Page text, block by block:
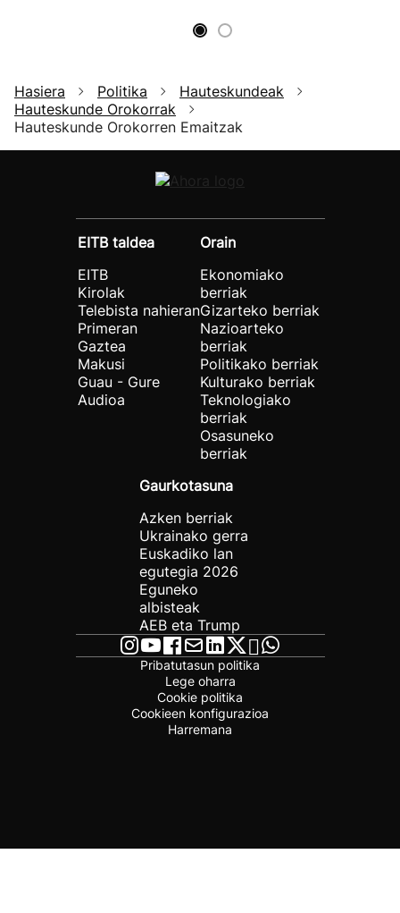
Hasiera Politika
Hauteskundeak
Hauteskunde Orokorrak
Hauteskunde Orokorren Emaitzak
EITB taldea
EITB
Kirolak
Telebista nahieran
Primeran
Gaztea
Makusi
Guau - Gure
Audioa
Orain
Ekonomiako
berriak
Gizarteko berriak
Nazioarteko
berriak
Politikako berriak
Kulturako berriak
Teknologiako
berriak
Osasuneko
berriak
Gaurkotasuna
Azken berriak
Ukrainako gerra
Euskadiko lan
egutegia 2026
Eguneko
albisteak
AEB eta Trump
Pribatutasun politika
Lege oharra
Cookie politika
Cookieen konfigurazioa
Harremana